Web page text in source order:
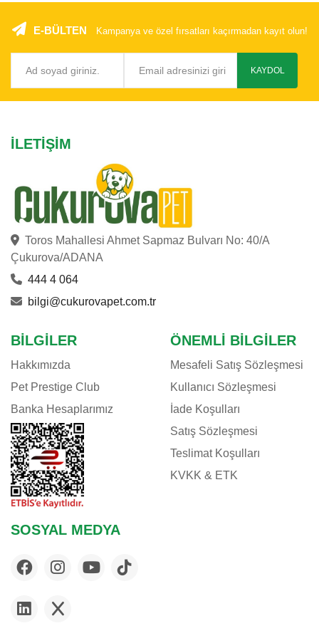
E-BÜLTEN Kampanya ve özel fırsatları kaçırmadan kayıt olun!
KAYDOL
İLETIŞIM
Toros Mahallesi Ahmet Sapmaz Bulvarı No: 40/A
Çukurova/ADANA
444 4 064
bilgi@cukurovapet.com.tr
BILGILER
Hakkımızda
Pet Prestige Club
Banka Hesaplarımız
ÖNEMLI BILGILER
Mesafeli Satış Sözleşmesi
Kullanıcı Sözleşmesi
İade Koşulları
Satış Sözleşmesi
Teslimat Koşulları
KVKK & ETK
SOSYAL MEDYA